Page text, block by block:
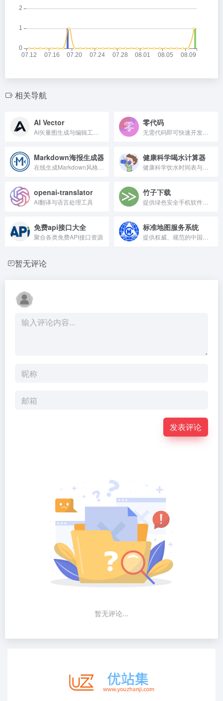
相关导航
AI Vector 零代码
Markdown海报生成器 健康科学喝水计算器
openai-translator
AI翻译与语言处理工具
竹子下载
免费api接口大全
聚合各类免费API接口资源
标准地图服务系统
暂无评论
发表评论
暂无评论...